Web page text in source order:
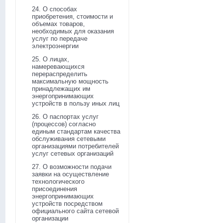
24. О способах
приобретения, стоимости и
объемах товаров,
необходимых для оказания
услуг по передаче
электроэнергии
25. О лицах,
намеревающихся
перераспределить
максимальную мощность
принадлежащих им
энергопринимающих
устройств в пользу иных лиц
26. О паспортах услуг
(процессов) согласно
единым стандартам качества
обслуживания сетевыми
организациями потребителей
услуг сетевых организаций
27. О возможности подачи
заявки на осуществление
технологического
присоединения
энергопринимающих
устройств посредством
официального сайта сетевой
организации